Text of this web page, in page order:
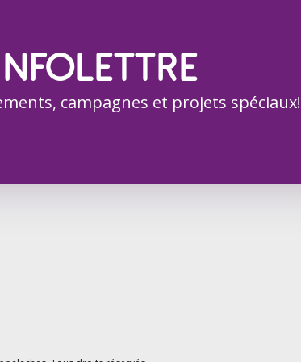
campagnes et projets spéciaux!